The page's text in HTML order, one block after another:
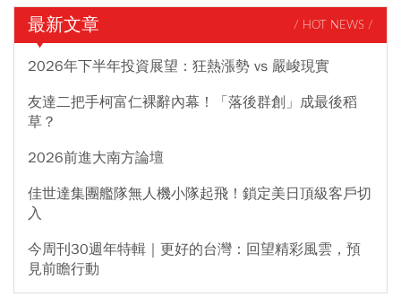
最新文章 / HOT NEWS /
2026年下半年投資展望：狂熱漲勢 vs 嚴峻現實
友達二把手柯富仁裸辭內幕！「落後群創」成最後稻
草？
2026前進大南方論壇
佳世達集團艦隊無人機小隊起飛！鎖定美日頂級客戶切
入
今周刊30週年特輯｜更好的台灣：回望精彩風雲，預
見前瞻行動